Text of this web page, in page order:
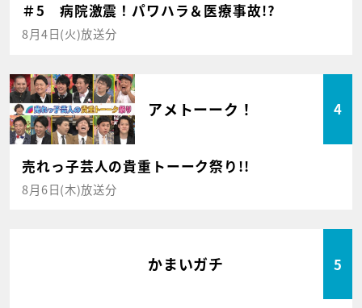
＃5 病院激震！パワハラ＆医療事故!?
8月4日(火)放送分
アメトーーク！ 4
売れっ子芸人の貴重トーーク祭り!!
8月6日(木)放送分
かまいガチ 5